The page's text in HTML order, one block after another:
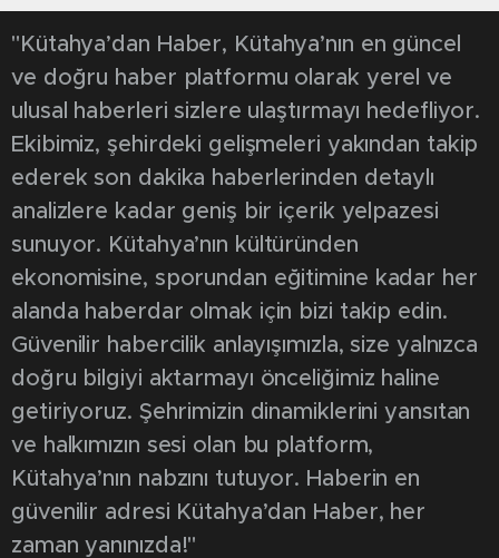
"Kütahya’dan Haber, Kütahya’nın en güncel
ve doğru haber platformu olarak yerel ve
ulusal haberleri sizlere ulaştırmayı hedefliyor.
Ekibimiz, şehirdeki gelişmeleri yakından takip
ederek son dakika haberlerinden detaylı
analizlere kadar geniş bir içerik yelpazesi
sunuyor. Kütahya’nın kültüründen
ekonomisine, sporundan eğitimine kadar her
alanda haberdar olmak için bizi takip edin.
Güvenilir habercilik anlayışımızla, size yalnızca
doğru bilgiyi aktarmayı önceliğimiz haline
getiriyoruz. Şehrimizin dinamiklerini yansıtan
ve halkımızın sesi olan bu platform,
Kütahya’nın nabzını tutuyor. Haberin en
güvenilir adresi Kütahya’dan Haber, her
zaman yanınızda!"